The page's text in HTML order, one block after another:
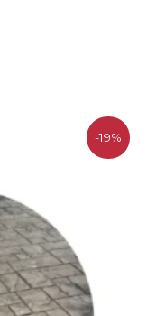
-19%